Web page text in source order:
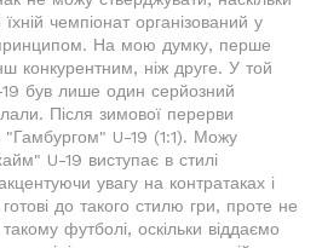
чемпіонат організований у
На мою думку, перше
конкурентним, ніж друге. У той
був лише один серйозний
Після зимової перерви
"Гамбургом" U-19 (1:1). Можу
U-19 виступає в стилі
увагу на контратаках і
до такого стилю гри, проте не
футболі, оскільки віддаємо